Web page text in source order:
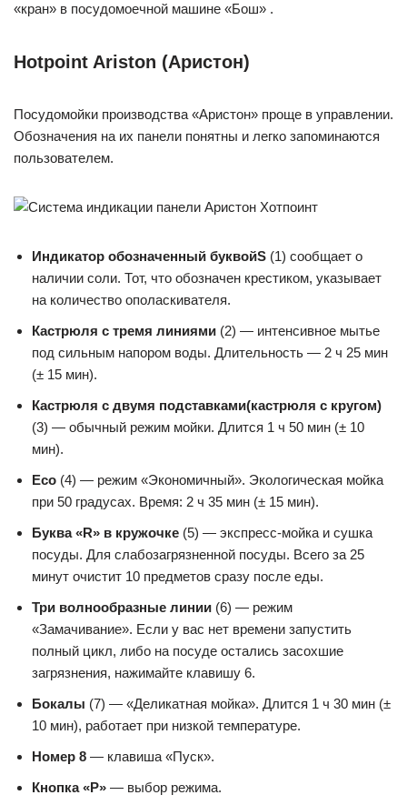
«кран» в посудомоечной машине «Бош» .
Hotpoint Ariston (Аристон)
Посудомойки производства «Аристон» проще в управлении.
Обозначения на их панели понятны и легко запоминаются
пользователем.
Индикатор обозначенный буквойS (1) сообщает о
наличии соли. Тот, что обозначен крестиком, указывает
на количество ополаскивателя.
Кастрюля с тремя линиями (2) — интенсивное мытье
под сильным напором воды. Длительность — 2 ч 25 мин
(± 15 мин).
Кастрюля с двумя подставками(кастрюля с кругом)
(3) — обычный режим мойки. Длится 1 ч 50 мин (± 10
мин).
Eco (4) — режим «Экономичный». Экологическая мойка
при 50 градусах. Время: 2 ч 35 мин (± 15 мин).
Буква «R» в кружочке (5) — экспресс-мойка и сушка
посуды. Для слабозагрязненной посуды. Всего за 25
минут очистит 10 предметов сразу после еды.
Три волнообразные линии (6) — режим
«Замачивание». Если у вас нет времени запустить
полный цикл, либо на посуде остались засохшие
загрязнения, нажимайте клавишу 6.
Бокалы (7) — «Деликатная мойка». Длится 1 ч 30 мин (±
10 мин), работает при низкой температуре.
Номер 8 — клавиша «Пуск».
Кнопка «Р» — выбор режима.